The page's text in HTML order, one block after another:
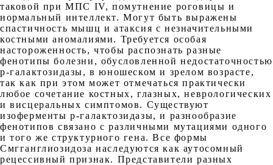
таковой при МПС IV, помутнение роговицы и
нормальный интеллект. Могут быть выражены
спастичность мышц и атаксия с незначительными
костными аномалиями. Требуется особая
настороженность, чтобы распознать разные
фенотипы болезни, обусловленной недостаточностью
р-галактозидазы, в юношеском и зрелом возрасте,
так как при этом может отмечаться практически
любое сочетание костных, глазных, неврологических
и висцеральных симптомов. Существуют
изоферменты р-галактозидазы, и разнообразие
фенотипов связано с различными мутациями одного
и того же структурного гена. Все формы
Смгганглиозидоза наследуются как аутосомный
рецессивный признак. Представители разных